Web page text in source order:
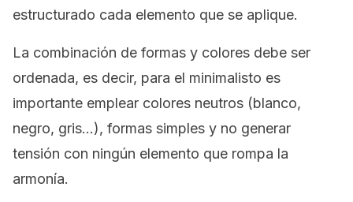
estructurado cada elemento que se aplique.
La combinación de formas y colores debe ser
ordenada, es decir, para el minimalisto es
importante emplear colores neutros (blanco,
negro, gris…), formas simples y no generar
tensión con ningún elemento que rompa la
armonía.